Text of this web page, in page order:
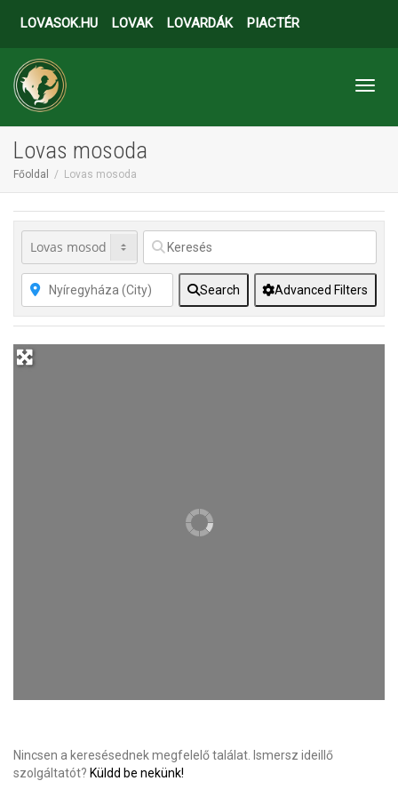
LOVASOK.HU LOVAK LOVARDÁK PIACTÉR
Lovas mosoda
Főoldal Lovas mosoda
Search Advanced Filters
Nincsen a keresésednek megfelelő találat. Ismersz ideillő
szolgáltatót? Küldd be nekünk!